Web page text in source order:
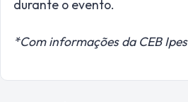
durante o evento.
*Com informações da CEB Ipes